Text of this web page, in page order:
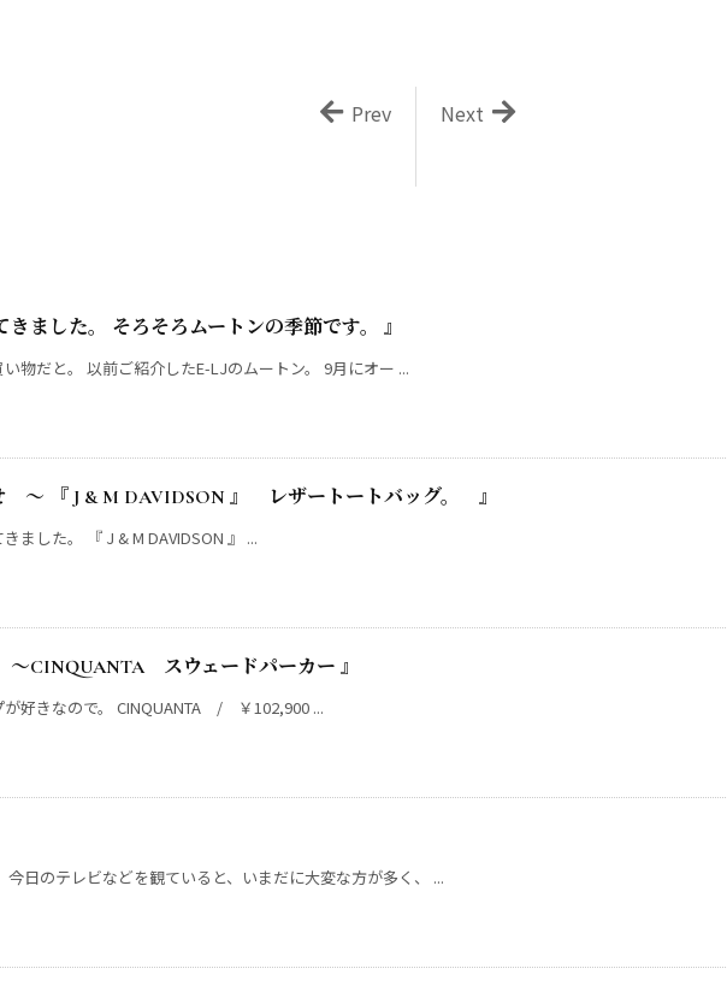
Next
Prev
きました。 そろそろムートンの季節です。 』
物だと。 以前ご紹介したE-LJのムートン。 9月にオー ...
～ 『 J & M DAVIDSON 』 レザートートバッグ。 』
ました。 『 J & M DAVIDSON 』 ...
～CINQUANTA スウェードパーカー 』
が好きなので。 CINQUANTA / ￥102,900 ...
今日のテレビなどを観ていると、いまだに大変な方が多く、 ...